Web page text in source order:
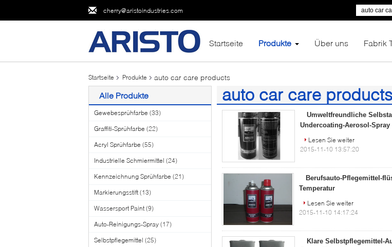
cherry@aristoindustries.com
Startseite Produkte Über uns Fabrik
Startseite Produkte auto car care products
Alle Produkte
Gewebesprühfarbe (33)
Graffiti-Sprühfarbe (22)
Acryl Sprühfarbe (55)
Industrielle Schmiermittel (24)
Kennzeichnung Sprühfarbe (21)
Markierungsstift (13)
Wassersport Paint (9)
Auto-Reinigungs-Spray (17)
Selbstpflegemittel (25)
auto car care products
(24)
Umweltfreundliche
Undercoating-Aerosol-Spray
Lesen Sie weiter
2015-11-10 13:57:20
Berufsauto-Pflegemittel-
Temperatur
Lesen Sie weiter
2015-11-10 14:17:24
Klare Selbstpflegemittel-